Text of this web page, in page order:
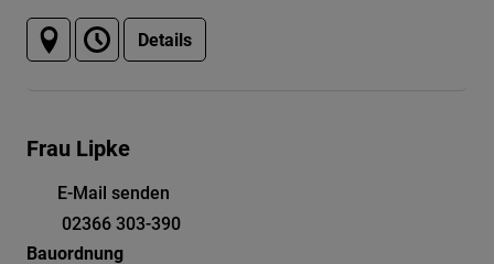
Details
Frau Lipke
E-Mail senden
02366 303-390
Bauordnung